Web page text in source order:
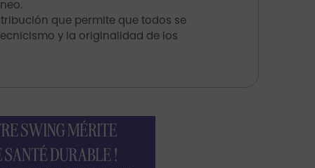
que permite que todos se
y la originalidad de los